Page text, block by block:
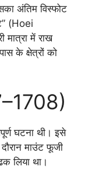
अंतिम विस्फोट
(Hoei
मात्रा में राख
के क्षेत्रों को
घटना थी। इसे
माउंट फूजी
लिया था।